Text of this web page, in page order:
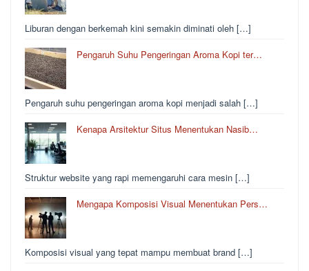
Liburan dengan berkemah kini semakin diminati oleh […]
Pengaruh Suhu Pengeringan Aroma Kopi ter…
Pengaruh suhu pengeringan aroma kopi menjadi salah […]
Kenapa Arsitektur Situs Menentukan Nasib…
Struktur website yang rapi memengaruhi cara mesin […]
Mengapa Komposisi Visual Menentukan Pers…
Komposisi visual yang tepat mampu membuat brand […]